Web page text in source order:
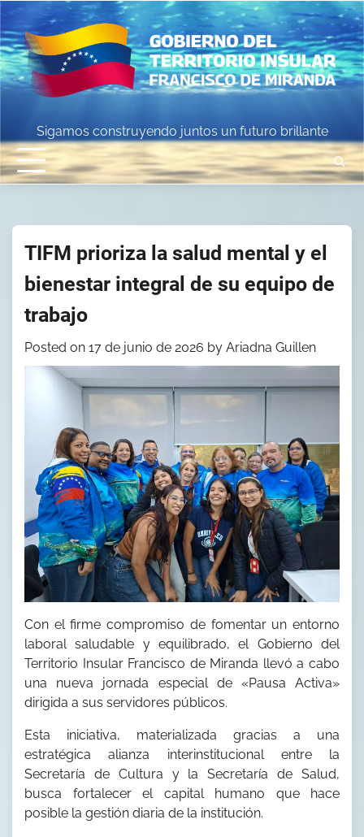
Skip
to
content
Sigamos construyendo juntos un futuro brillante
TIFM prioriza la salud mental y el
bienestar integral de su equipo de
trabajo
Posted on 17 de junio de 2026 by Ariadna Guillen
Con el firme compromiso de fomentar un entorno
laboral saludable y equilibrado, el Gobierno del
Territorio Insular Francisco de Miranda llevó a cabo
una nueva jornada especial de «Pausa Activa»
dirigida a sus servidores públicos.
Esta iniciativa, materializada gracias a una
estratégica alianza interinstitucional entre la
Secretaría de Cultura y la Secretaría de Salud,
busca fortalecer el capital humano que hace
posible la gestión diaria de la institución.